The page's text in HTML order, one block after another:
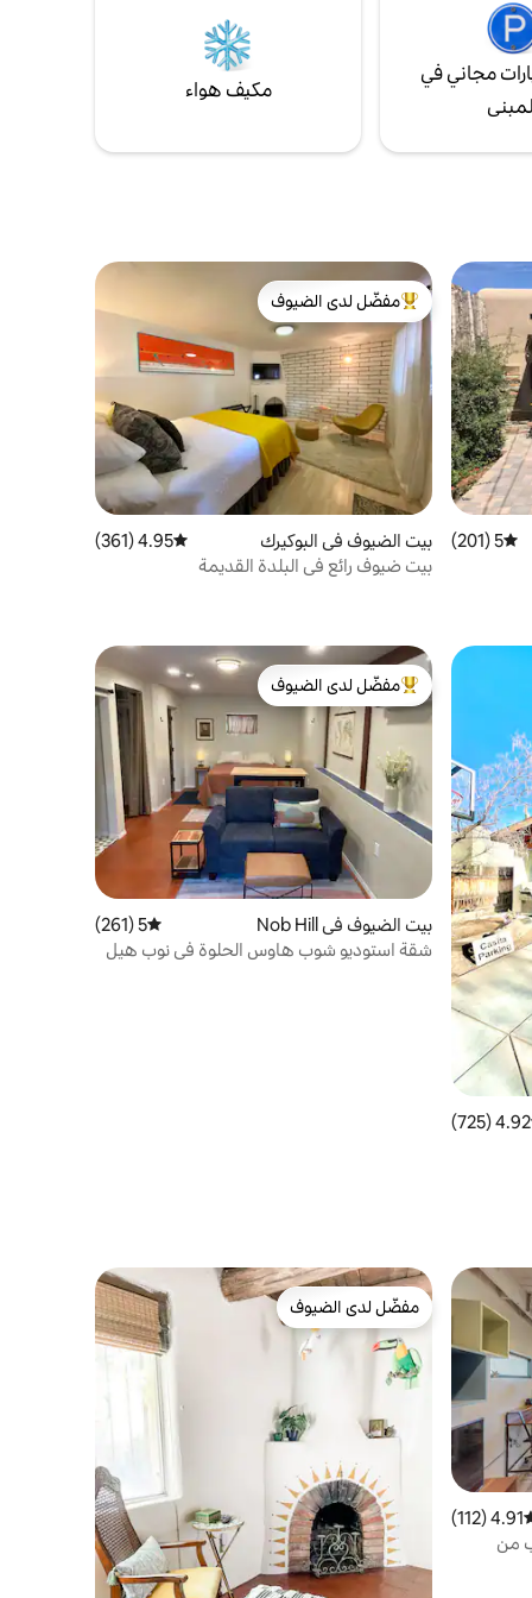
مجاني في
مكيف هواء
متوسط التقييم 5 من 5، 201 مراجعات
5 (201)
من أبرز البيوت المفضّلة لدى الضيوف
مفضّل لدى الضيوف
بيت الضيوف في البوكيرك متوسط التقييم 4.95 من 5، 361 مراجعات
4.95 (361)
بيت ضيوف رائع في البلدة القديمة
4.92 من 5، 725 مراجعات4.92 (725)
من أبرز البيوت المفضّلة لدى الضيوف
مفضّل لدى الضيوف
بيت الضيوف في Nob Hill متوسط التقييم 5 من 5، 261 مراجعات
5 (261)
شقة استوديو شوب هاوس الحلوة في نوب هيل
التقييم 4.91 من 5، 112 مراجعات
4.91 (112)
من
مفضّل لدى الضيوف
مفضّل لدى الضيوف